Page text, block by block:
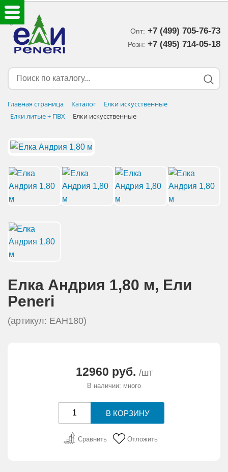
Опт: +7 (499) 705-76-73
Розн: +7 (495) 714-05-18‬
Главная страница Каталог
Елки искусственные
Елки литые + ПВХ
Елки искусственные
Елка Андрия 1,80 м, Eли
Peneri
(артикул: ЕАН180)
12960 руб. /шт
В наличии: много
Сравнить Отложить
ЕЛКИ ИСКУССТВЕННЫЕ
ЕЛОЧНЫЕ УКРАШЕНИЯ
ДОСТАВКА В РЕГИОНЫ
ДОСТАВКА
АКЦИИ И ПОДАРКИ
О КОМПАНИИ
ПАРТНЕРАМ